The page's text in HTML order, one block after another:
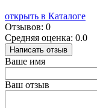
открыть в Каталоге
Отзывов: 0
Средняя оценка: 0.0
Написать отзыв
Ваше имя
Ваш отзыв